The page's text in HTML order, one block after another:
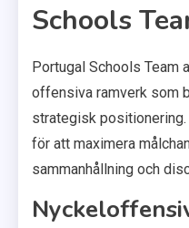
Schools
Portugal Schools Team
offensiva ramverk som
strategisk
för att maximera
sammanhållning och